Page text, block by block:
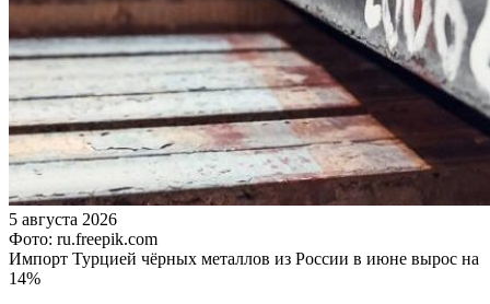
5 августа 2026
Фото: ru.freepik.com
Импорт Турцией чёрных металлов из России в июне вырос на
14%